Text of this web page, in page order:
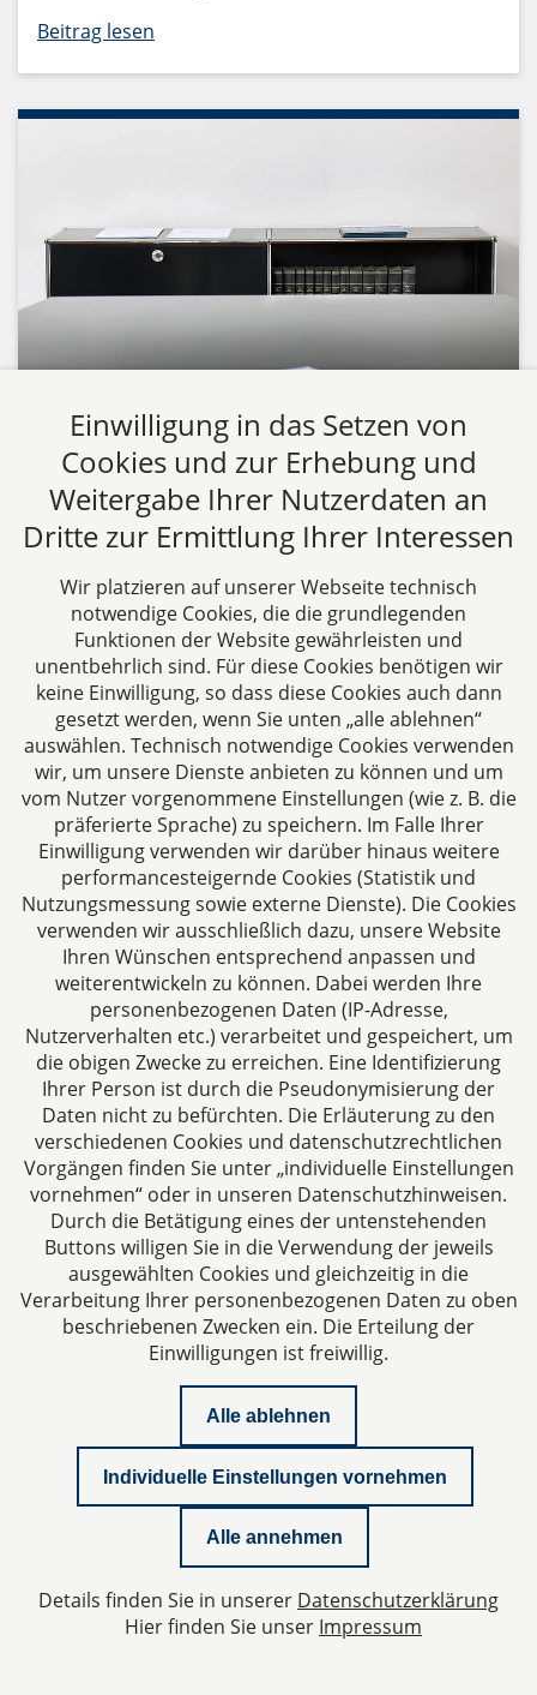
Beitrag lesen
09.10.2025
Influencer und Steuern – Was
Unternehmen und Content Creator
jetzt wissen müssen
In den vergangenen Jahren hat sich aus kreativer
Freizeitgestaltung auf Social-Media-Plattformen ein
ernstzunehmendes und vielfach lukratives
Geschäftsmodell entwickelt: Das Influencer- oder
Content-Creator-Tum. Was nach unkompliziertem
Marketing und Entertainment aussieht, bringt –
ähnlich wie klassische gewerbliche Tätigkeiten –
eine Vielzahl steuerlicher Pflichten mit sich. Für
Influencer, die als Einzelunternehmer tätig sind,
ebenso wie für Unternehmen, die mit ihnen
kooperieren, kommt es spätestens bei
Kooperationen, Produktplatzierungen oder
auszuzahlenden Honoraren auf steuerliche
Transparenz an.
Beitrag lesen
Corporate 09.10.2025
Miteigentum an einer
Ferienimmobilie: Wie wird es auch
rechtlich sorglos?
Einwilligung in das Setzen von
Cookies und zur Erhebung und
Weitergabe Ihrer Nutzerdaten an
Dritte zur Ermittlung Ihrer Interessen
Wir platzieren auf unserer Webseite technisch
notwendige Cookies, die die grundlegenden
Funktionen der Website gewährleisten und
unentbehrlich sind. Für diese Cookies benötigen wir
keine Einwilligung, so dass diese Cookies auch dann
gesetzt werden, wenn Sie unten „alle ablehnen“
auswählen. Technisch notwendige Cookies verwenden
wir, um unsere Dienste anbieten zu können und um
vom Nutzer vorgenommene Einstellungen (wie z. B. die
präferierte Sprache) zu speichern. Im Falle Ihrer
Einwilligung verwenden wir darüber hinaus weitere
performancesteigernde Cookies (Statistik und
Nutzungsmessung sowie externe Dienste). Die Cookies
verwenden wir ausschließlich dazu, unsere Website
Ihren Wünschen entsprechend anpassen und
weiterentwickeln zu können. Dabei werden Ihre
personenbezogenen Daten (IP-Adresse,
Nutzerverhalten etc.) verarbeitet und gespeichert, um
die obigen Zwecke zu erreichen. Eine Identifizierung
Ihrer Person ist durch die Pseudonymisierung der
Daten nicht zu befürchten. Die Erläuterung zu den
verschiedenen Cookies und datenschutzrechtlichen
Vorgängen finden Sie unter „individuelle Einstellungen
vornehmen“ oder in unseren Datenschutzhinweisen.
Durch die Betätigung eines der untenstehenden
Buttons willigen Sie in die Verwendung der jeweils
ausgewählten Cookies und gleichzeitig in die
Verarbeitung Ihrer personenbezogenen Daten zu oben
beschriebenen Zwecken ein. Die Erteilung der
Einwilligungen ist freiwillig.
Alle ablehnen
Individuelle Einstellungen vornehmen
Alle annehmen
Details finden Sie in unserer Datenschutzerklärung
Hier finden Sie unser Impressum